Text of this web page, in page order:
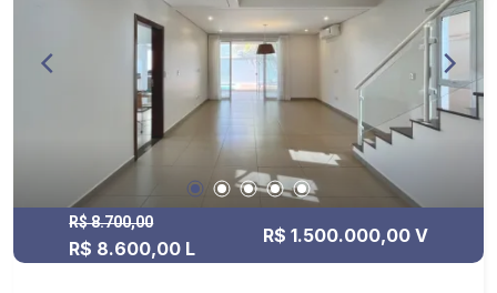
R$ 8.700,00
R$ 8.600,00 L
R$ 1.500.000,00 V